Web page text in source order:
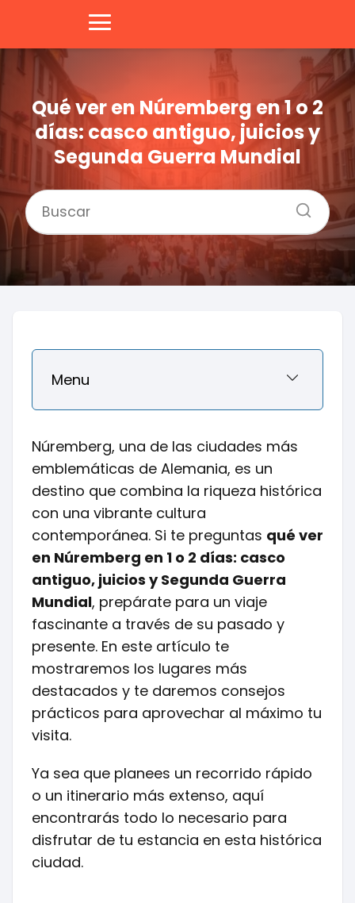
Qué ver en Núremberg en 1 o 2
días: casco antiguo, juicios y
Segunda Guerra Mundial
Menu
Núremberg, una de las ciudades más
emblemáticas de Alemania, es un
destino que combina la riqueza histórica
con una vibrante cultura
contemporánea. Si te preguntas qué ver
en Núremberg en 1 o 2 días: casco
antiguo, juicios y Segunda Guerra
Mundial, prepárate para un viaje
fascinante a través de su pasado y
presente. En este artículo te
mostraremos los lugares más
destacados y te daremos consejos
prácticos para aprovechar al máximo tu
visita.
Ya sea que planees un recorrido rápido
o un itinerario más extenso, aquí
encontrarás todo lo necesario para
disfrutar de tu estancia en esta histórica
ciudad.